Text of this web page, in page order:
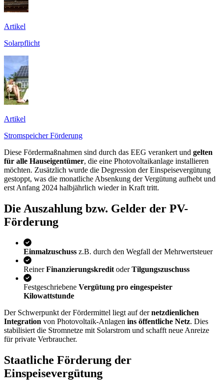
Artikel
Solarpflicht
Artikel
Stromspeicher Förderung
Diese Fördermaßnahmen sind durch das EEG verankert und gelten
für alle Hauseigentümer, die eine Photovoltaikanlage installieren
möchten. Zusätzlich wurde die Degression der Einspeisevergütung
gestoppt, was die monatliche Absenkung der Vergütung aufhebt und
erst Anfang 2024 halbjährlich wieder in Kraft tritt.
Die Auszahlung bzw. Gelder der PV-
Förderung
Einmalzuschuss z.B. durch den Wegfall der Mehrwertsteuer
ReinerFinanzierungskredit oderTilgungszuschuss
Festgeschriebene Vergütung pro eingespeister
Kilowattstunde
Der Schwerpunkt der Fördermittel liegt auf dernetzdienlichen
Integration von Photovoltaik-Anlagen ins öffentliche Netz. Dies
stabilisiert die Stromnetze mit Solarstrom und schafft neue Anreize
für private Verbraucher.
Staatliche Förderung der
Einspeisevergütung